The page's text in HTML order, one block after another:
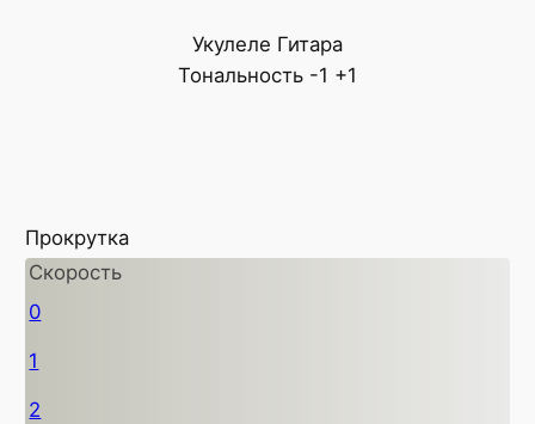
Укулеле Гитара
Тональность -1 +1
Прокрутка
Скорость
0
1
2